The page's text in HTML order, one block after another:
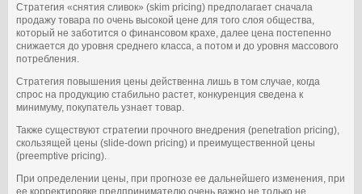
Стратегия «снятия сливок» (skim pricing) предполагает сначала
продажу товара по очень высокой цене для того слоя общества,
который не заботится о финансовом крахе, далее цена постепенно
снижается до уровня среднего класса, а потом и до уровня массового
потребления.
Стратегия повышения цены действенна лишь в том случае, когда
спрос на продукцию стабильно растет, конкуренция сведена к
минимуму, покупатель узнает товар.
Также существуют стратегии прочного внедрения (penetration pricing),
скользящей цены (slide-down pricing) и преимущественной цены
(preemptive pricing).
При определении цены, при прогнозе ее дальнейшего изменения, при
ее корректировке предпринимателю очень важно не только не